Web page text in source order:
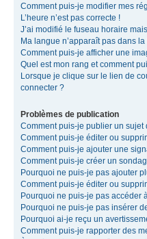
Comment puis-je modifier mes
L’heure n’est pas correcte !
J’ai modifié le fuseau horaire
Ma langue n’apparaît pas dans la
Comment puis-je afficher une
Quel est mon rang et comment
Lorsque je clique sur le lien de
connecter ?
Problèmes de publication
Comment puis-je publier un sujet
Comment puis-je éditer ou
Comment puis-je ajouter une
Comment puis-je créer un
Pourquoi ne puis-je pas ajouter
Comment puis-je éditer ou
Pourquoi ne puis-je pas accéder
Pourquoi ne puis-je pas insérer
Pourquoi ai-je reçu un
Comment puis-je rapporter des